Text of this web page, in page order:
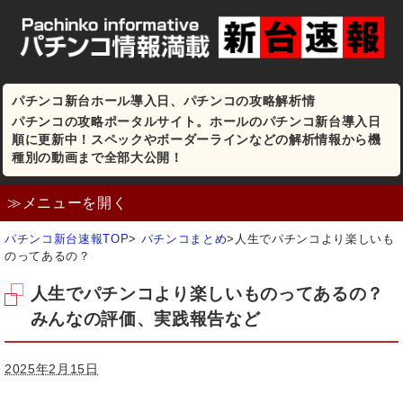
パチンコ新台ホール導入日、パチンコの攻略解析情
パチンコの攻略ポータルサイト。ホールのパチンコ新台導入日
順に更新中！スペックやボーダーラインなどの解析情報から機
種別の動画まで全部大公開！
≫メニューを開く
パチンコ新台速報TOP> パチンコまとめ> 人生でパチンコより楽しいも
のってあるの？
人生でパチンコより楽しいものってあるの？
みんなの評価、実践報告など
2025年2月15日